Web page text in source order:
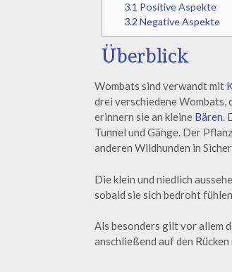
3.1 Positive Aspekte
3.2 Negative Aspekte
Überblick
Wombats sind verwandt mit
drei verschiedene Wombats,
erinnern sie an kleine Bären.
Tunnel und Gänge. Der
anderen Wildhunden in
Die klein und niedlich
sobald sie sich bedroht
Als besonders gilt vor allem
anschließend auf den